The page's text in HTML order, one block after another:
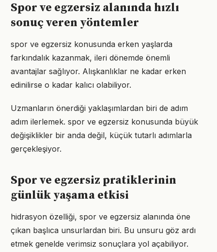
Spor ve egzersiz alanında hızlı
sonuç veren yöntemler
spor ve egzersiz konusunda erken yaşlarda
farkındalık kazanmak, ileri dönemde önemli
avantajlar sağlıyor. Alışkanlıklar ne kadar erken
edinilirse o kadar kalıcı olabiliyor.
Uzmanların önerdiği yaklaşımlardan biri de adım
adım ilerlemek. spor ve egzersiz konusunda büyük
değişiklikler bir anda değil, küçük tutarlı adımlarla
gerçekleşiyor.
Spor ve egzersiz pratiklerinin
günlük yaşama etkisi
hidrasyon özelliği, spor ve egzersiz alanında öne
çıkan başlıca unsurlardan biri. Bu unsuru göz ardı
etmek genelde verimsiz sonuçlara yol açabiliyor.